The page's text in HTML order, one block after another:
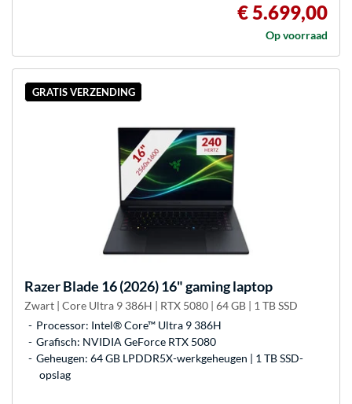
€ 5.699,00
Op voorraad
GRATIS VERZENDING
RazerBlade 16 (2026) 16" gaming laptop
Zwart | Core Ultra 9 386H | RTX 5080 | 64 GB | 1 TB SSD
Processor: Intel® Core™ Ultra 9 386H
Grafisch: NVIDIA GeForce RTX 5080
Geheugen: 64 GB LPDDR5X-werkgeheugen | 1 TB SSD-
opslag